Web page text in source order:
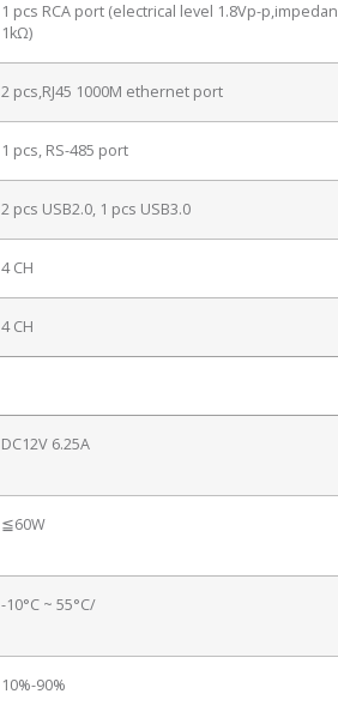
1 pcs RCA port (electrical level 1.8Vp-
1kΩ)
2 pcs,RJ45 1000M ethernet port
1 pcs, RS-485 port
2 pcs USB2.0, 1 pcs USB3.0
4 CH
4 CH
DC12V 6.25A
≦60W
-10°C ~ 55°C/
10%-90%